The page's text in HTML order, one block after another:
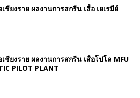
เชียงราย ผลงานการสกรีน เสื้อ เยเรมีย์
เชียงราย ผลงานการสกรีน เสื้อโปโล MFU
PILOT PLANT